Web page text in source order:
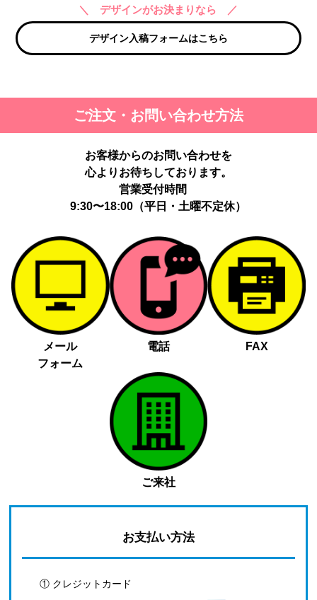
＼ デザインがお決まりなら ／
デザイン入稿フォームはこちら
ご注文・お問い合わせ方法
お客様からのお問い合わせを
心よりお待ちしております。
営業受付時間
9:30〜18:00（平日・土曜不定休）
メール
フォーム
電話 FAX
ご来社
お支払い方法
① クレジットカード